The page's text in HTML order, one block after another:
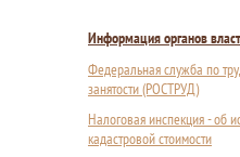
Информация органов
Федеральная служба по
занятости (РОСТРУД)
Налоговая инспекция - об
кадастровой стоимости